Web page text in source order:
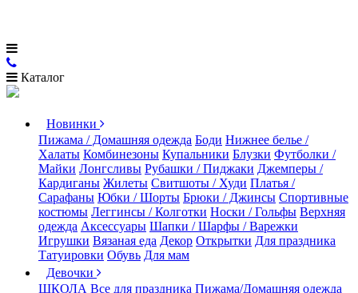
Каталог
Новинки
Пижама / Домашняя одежда Боди Нижнее белье /
Халаты Комбинезоны Купальники Блузки Футболки /
Майки Лонгсливы Рубашки / Пиджаки Джемперы /
Кардиганы Жилеты Свитшоты / Худи Платья /
Сарафаны Юбки / Шорты Брюки / Джинсы Спортивные
костюмы Леггинсы / Колготки Носки / Гольфы Верхняя
одежда Аксессуары Шапки / Шарфы / Варежки
Игрушки Вязаная еда Декор Открытки Для праздника
Татуировки Обувь Для мам
Девочки
ШКОЛА Все для праздника Пижама/Домашняя одежда